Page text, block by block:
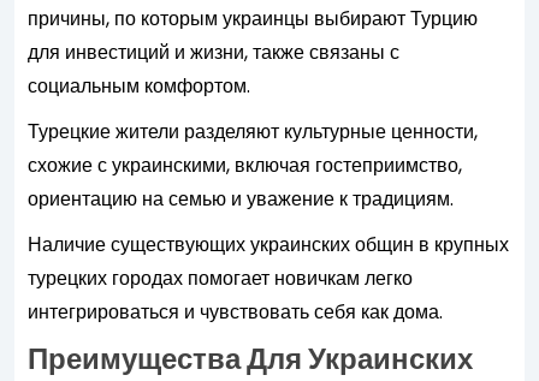
причины, по которым украинцы выбирают Турцию
для инвестиций и жизни, также связаны с
социальным комфортом.
Турецкие жители разделяют культурные ценности,
схожие с украинскими, включая гостеприимство,
ориентацию на семью и уважение к традициям.
Наличие существующих украинских общин в крупных
турецких городах помогает новичкам легко
интегрироваться и чувствовать себя как дома.
Преимущества Для Украинских